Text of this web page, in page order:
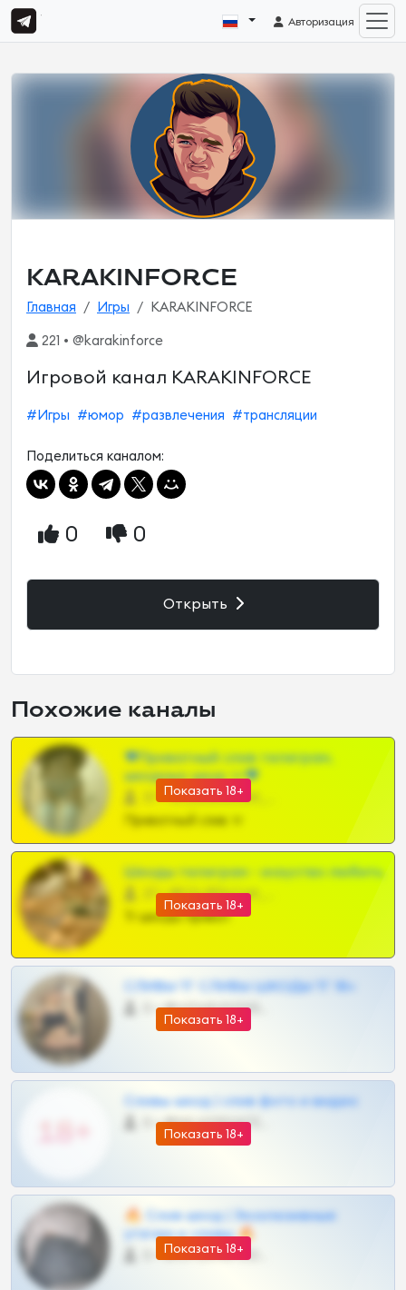
Авторизация
KARAKINFORCE
Главная Игры KARAKINFORCE
221 • @karakinforce
Игровой канал KARAKINFORCE
#Игры #юмор #развлечения #трансляции
Поделиться каналом:
0 0
Открыть
Похожие каналы
Показать 18+
❤Приватный слив телеграм,
шкодных шкур тг❤
57 •
Приватный слив тг
Показать 18+
Шкоды телеграм - искуство любить
27 •
Тг шкоды приват
Показать 18+
СЛИВЫ ТГ СЛИВЫ ШКОДЫ ТГ 18+
0 •
Показать 18+
Сливы шкод | слив фото и видео
0 •
Показать 18+
🔥 Слив шкод | Эксклюзивные
утечки и сливы 🔥
0 •